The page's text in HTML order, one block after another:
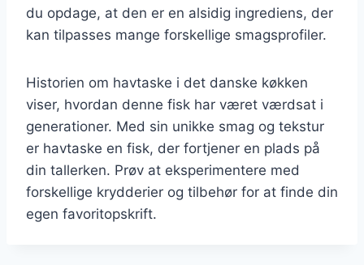
du opdage, at den er en alsidig ingrediens, der
kan tilpasses mange forskellige smagsprofiler.
Historien om havtaske i det danske køkken
viser, hvordan denne fisk har været værdsat i
generationer. Med sin unikke smag og tekstur
er havtaske en fisk, der fortjener en plads på
din tallerken. Prøv at eksperimentere med
forskellige krydderier og tilbehør for at finde din
egen favoritopskrift.